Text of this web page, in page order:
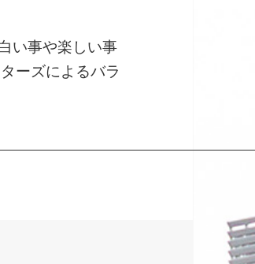
い事や楽しい事
ーズによるバラ